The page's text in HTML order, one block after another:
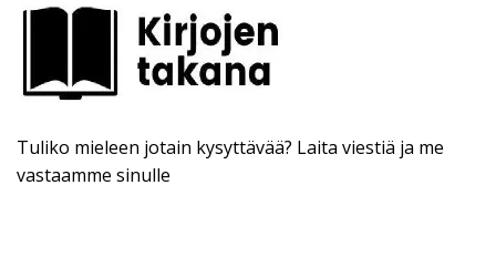
Tuliko mieleen jotain kysyttävää? Laita viestiä ja me
vastaamme sinulle